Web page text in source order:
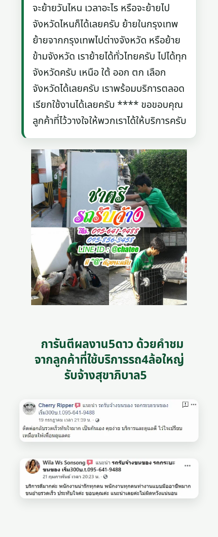
จะย้ายวันไหน เวลาอะไร หรือจะย้ายไป
จังหวัดไหนก็ได้เลยครับ ย้ายในกรุงเทพ
ย้ายจากกรุงเทพไปต่างจังหวัด หรือย้าย
ข้ามจังหวัด เราย้ายได้ทั่วไทยครับ ไปได้ทุก
จังหวัดครับ เหนือ ใต้ ออก ตก เลือก
จังหวัดได้เลยครับ เราพร้อมบริการตลอด
เรียกใช้งานได้เลยครับ **** ขอขอบคุณ
ลูกค้าที่ไว้วางใจให้พวกเราได้ให้บริการครับ
การันตีผลงาน5ดาว ด้วยคำชม
จากลูกค้าที่ใช้บริการรถ4ล้อใหญ่
รับจ้างสุขาภิบาล5